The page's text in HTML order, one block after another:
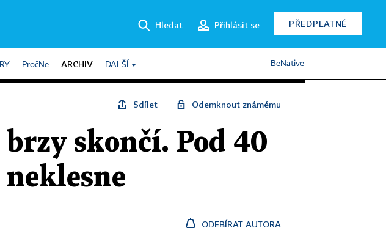
Hledat Přihlásit se PŘEDPLATNÉ
PročNe ARCHIV DALŠÍ BeNative
Sdílet Odemknout známému
skončí. Pod 40
ODEBÍRAT AUTORA